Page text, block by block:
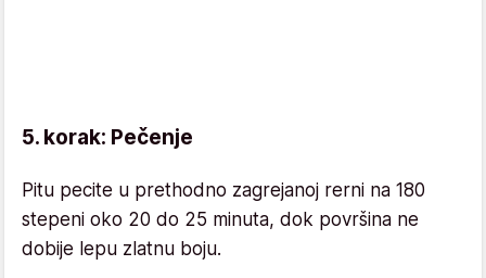
5. korak: Pečenje
Pitu pecite u prethodno zagrejanoj rerni na 180
stepeni oko 20 do 25 minuta, dok površina ne
dobije lepu zlatnu boju.